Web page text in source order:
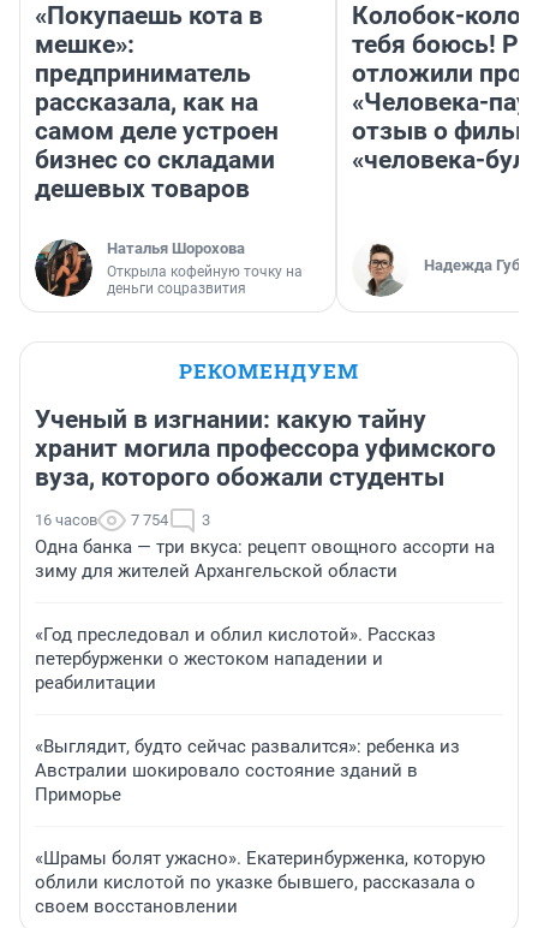
«Покупаешь кота в
мешке»:
предприниматель
рассказала, как на
самом деле устроен
бизнес со складами
дешевых товаров
Наталья Шорохова
Открыла кофейную точку на
деньги соцразвития
Колобок-
тебя боюсь!
отложили
«Человека-
отзыв о
«человека-
Надежда
РЕКОМЕНДУЕМ
Ученый в изгнании: какую тайну
хранит могила профессора уфимского
вуза, которого обожали студенты
16 часов 7 754 3
Одна банка — три вкуса: рецепт овощного ассорти на
зиму для жителей Архангельской области
«Год преследовал и облил кислотой». Рассказ
петербурженки о жестоком нападении и
реабилитации
«Выглядит, будто сейчас развалится»: ребенка из
Австралии шокировало состояние зданий в
Приморье
«Шрамы болят ужасно». Екатеринбурженка, которую
облили кислотой по указке бывшего, рассказала о
своем восстановлении